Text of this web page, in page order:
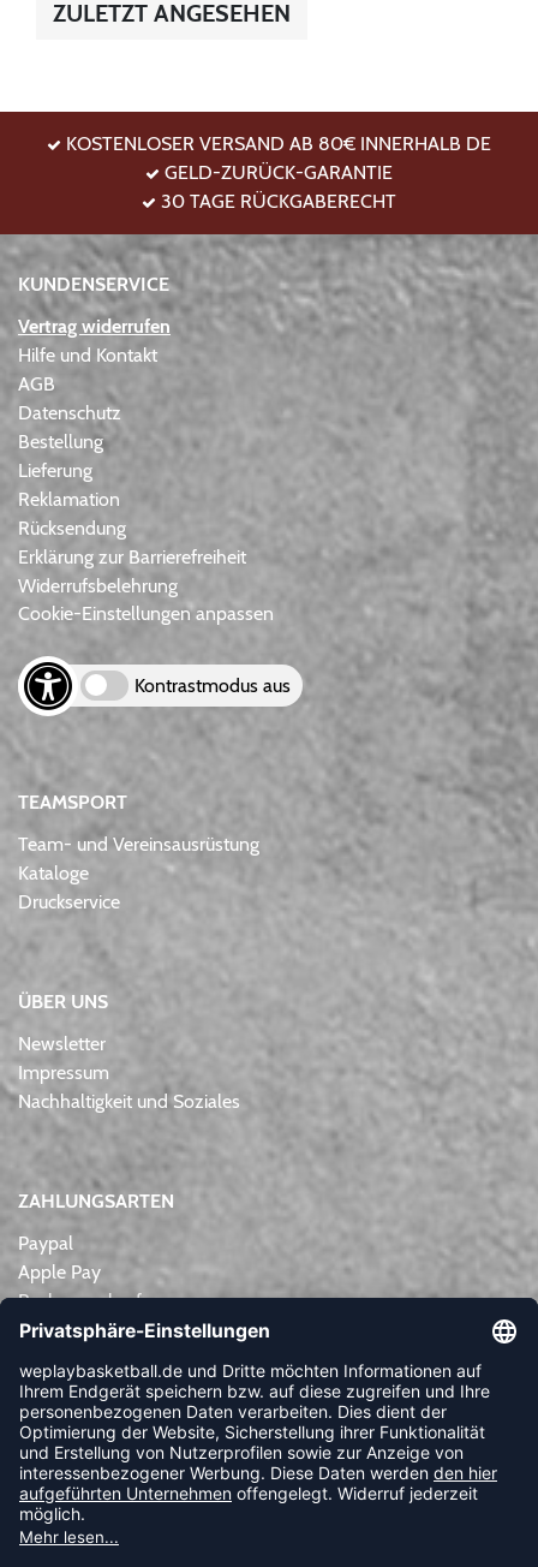
ZULETZT ANGESEHEN
KOSTENLOSER VERSAND AB 80€ INNERHALB DE
GELD-ZURÜCK-GARANTIE
30 TAGE RÜCKGABERECHT
KUNDENSERVICE
Vertrag widerrufen
Hilfe und Kontakt
AGB
Datenschutz
Bestellung
Lieferung
Reklamation
Rücksendung
Erklärung zur Barrierefreiheit
Widerrufsbelehrung
Cookie-Einstellungen anpassen
Kontrastmodus aus
TEAMSPORT
Team- und Vereinsausrüstung
Kataloge
Druckservice
ÜBER UNS
Newsletter
Impressum
Nachhaltigkeit und Soziales
ZAHLUNGSARTEN
Paypal
Apple Pay
Rechnungskauf
Lastschrift
Vorkasse
NEWSLETTER